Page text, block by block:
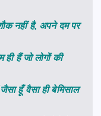
नहीं है, अपने दम पर
हैं जो लोगों की
हूँ वैसा ही बेमिसाल